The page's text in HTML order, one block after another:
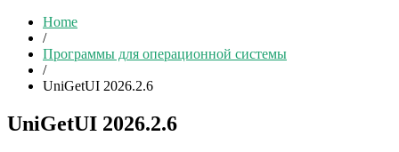
Home
/
Программы для операционной системы
/
UniGetUI 2026.2.6
UniGetUI 2026.2.6